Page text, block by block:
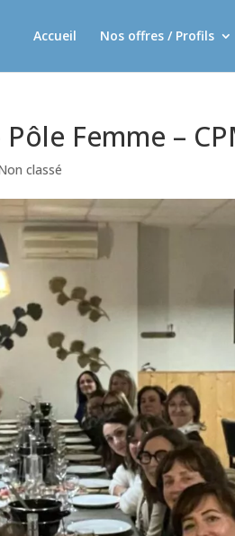
Accueil Nos offres / Profils
Femme –
classé